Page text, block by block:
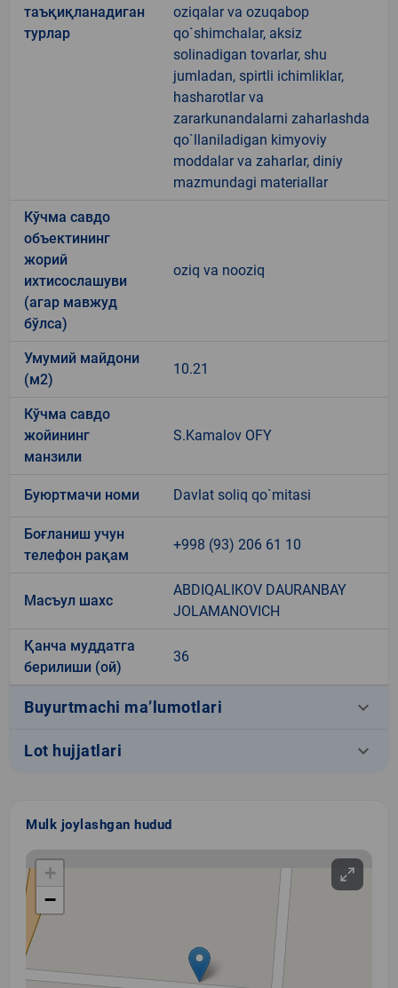
таъқиқланадиган
турлар
oziqalar va ozuqabop
qo`shimchalar, aksiz
solinadigan tovarlar, shu
jumladan, spirtli ichimliklar,
hasharotlar va
zararkunandalarni zaharlashda
qo`llaniladigan kimyoviy
moddalar va zaharlar, diniy
mazmundagi materiallar
Кўчма савдо
объектининг
жорий
ихтисослашуви
(агар мавжуд
бўлса)
oziq va nooziq
Умумий майдони
(м2)
10.21
Кўчма савдо
жойининг
манзили
S.Kamalov OFY
Буюртмачи номи Davlat soliq qo`mitasi
Боғланиш учун
телефон рақам
+998 (93) 206 61 10
Масъул шахс
ABDIQALIKOV DAURANBAY
JOLAMANOVICH
Қанча муддатга
берилиши (ой)
36
Buyurtmachi ma’lumotlari keyboard_arrow_down
Lot hujjatlari keyboard_arrow_down
Mulk joylashgan hudud
+
−